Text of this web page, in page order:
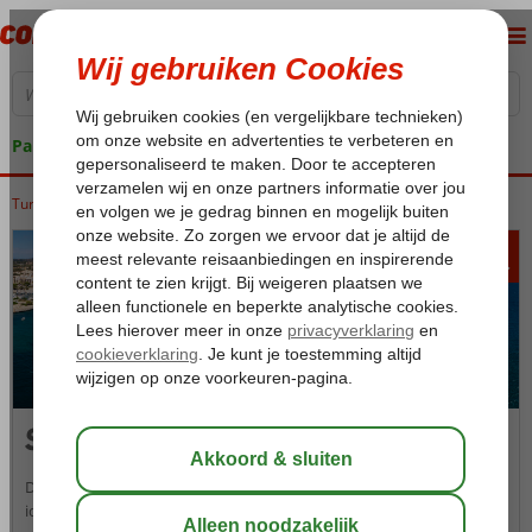
Pakketgarantie
Home
Turkije Egeische kust Seferihisar
va 715 p.p.
Seferihisar
De vakantiebestemming Seferihisar is een gezellig en klein stadje,
ideaal Voor ontspanning aan het prachtige strand voor een